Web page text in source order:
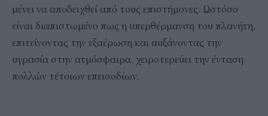
μένει να αποδειχθεί από τους επιστήμονες. Ωστόσο
είναι διαπιστωμένο πως η υπερθέρμανση του πλανήτη,
επιτείνοντας την εξαέρωση και αυξάνοντας την
υγρασία στην ατμόσφαιρα, χειροτερεύει την ένταση
πολλών τέτοιων επεισοδίων.